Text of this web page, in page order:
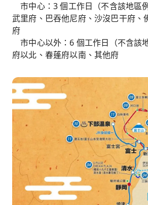
市中心：3 個工作日（不含該地區
武里府、巴吞他尼府、沙沒巴干府、
府
市中心以外：6 個工作日（不含該
府以北、春蓬府以南、其他府